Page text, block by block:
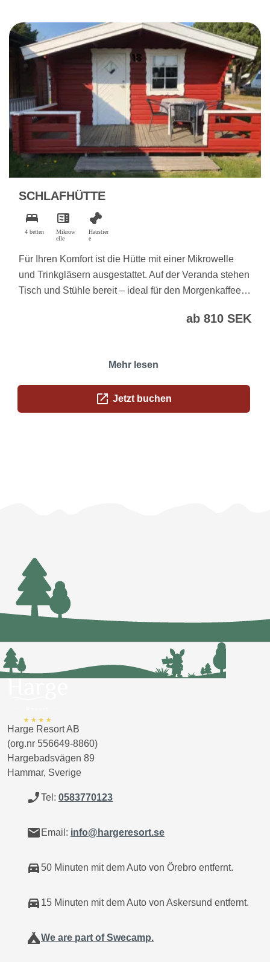
SCHLAFHÜTTE
bed
4 betten
microwave
Mikrow
elle
pet_supplies
Haustier
e
Für Ihren Komfort ist die Hütte mit einer Mikrowelle
und Trinkgläsern ausgestattet. Auf der Veranda stehen
Tisch und Stühle bereit – ideal für den Morgenkaffee…
ab 810 SEK
Mehr lesen
open_in_new Jetzt buchen
Harge Resort AB
(org.nr 556649-8860)
Hargebadsvägen 89
Hammar, Sverige
phone_enabledTel: 0583770123
mail Email: info@hargeresort.se
directions_car 50 Minuten mit dem Auto von Örebro entfernt.
directions_car 15 Minuten mit dem Auto von Askersund entfernt.
campingWe are part of Swecamp.